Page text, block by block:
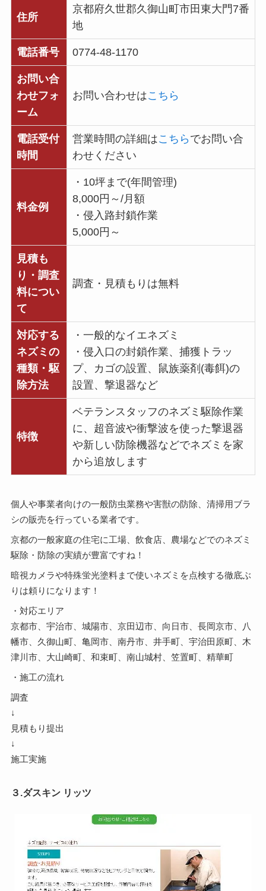
住所
京都府久世郡久御山町市田東大門7番
地
電話番号 0774-48-1170
お問い合
わせフォ
ーム
お問い合わせはこちら
電話受付
時間
営業時間の詳細はこちら でお問い合
わせください
料金例
・10坪まで(年間管理)
8,000円～/月額
・侵入路封鎖作業
5,000円～
見積も
り・調査
料につい
て
調査・見積もりは無料
対応する
ネズミの
種類・駆
除方法
・一般的なイエネズミ
・侵入口の封鎖作業、捕獲トラッ
プ、カゴの設置、鼠族薬剤(毒餌)の
設置、撃退器など
特徴
ベテランスタッフのネズミ駆除作業
に、超音波や衝撃波を使った撃退器
や新しい防除機器などでネズミを家
から追放します
個人や事業者向けの一般防虫業務や害獣の防除、清掃用ブラ
シの販売を行っている業者です。
京都の一般家庭の住宅に工場、飲食店、農場などでのネズミ
駆除・防除の実績が豊富ですね！
暗視カメラや特殊蛍光塗料まで使いネズミを点検する徹底ぶ
りは頼りになります！
・対応エリア
京都市、宇治市、城陽市、京田辺市、向日市、長岡京市、八
幡市、久御山町、亀岡市、南丹市、井手町、宇治田原町、木
津川市、大山崎町、和束町、南山城村、笠置町、精華町
・施工の流れ
調査
↓
見積もり提出
↓
施工実施
３.ダスキン リッツ